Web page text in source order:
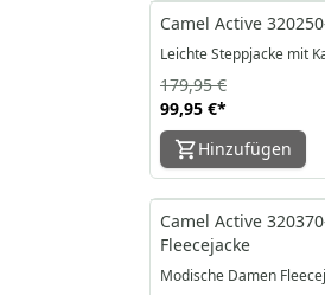
-44%
Camel Active
Leichte Steppjacke mit
99,95 €*
179,95 €
Hinzufügen
-23%
Camel Active
Fleecejacke
Modische Damen